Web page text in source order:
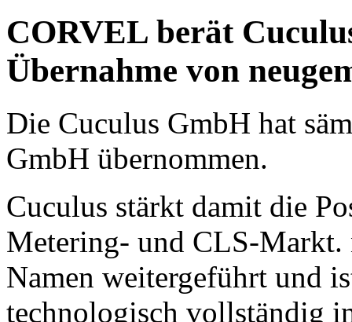
CORVEL berät
Übernahme von
Die Cuculus GmbH hat
GmbH übernommen.
Cuculus stärkt damit die
Metering- und CLS-Markt.
Namen weitergeführt und
technologisch vollständig